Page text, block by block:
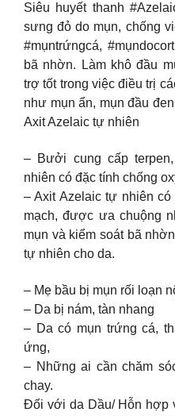
Siêu huyết thanh
sưng đỏ do mụn, chống
#mụntrứngcá,
bã nhờn. Làm khô đầu
trợ tốt trong việc điều trị
như mụn ẩn, mụn đầu
Axit Azelaic tự nhiên
– Bưởi cung cấp
nhiên có đặc tính chống
– Axit Azelaic tự nhiên
mạch, được ưa chuộng
mụn và kiểm soát bã
tự nhiên cho da.
– Mẹ bầu bị mụn rối loạn
– Da bị nám, tàn nhang
– Da có mụn trứng cá,
ứng,
– Những ai cần chăm
chay.
Đối với da Dầu/ Hỗn hợp